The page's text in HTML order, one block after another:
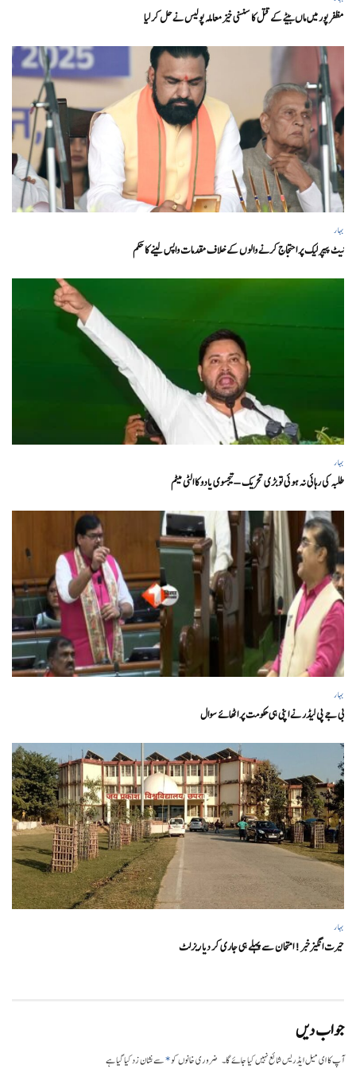
مظفر پور میں ماں بیٹے کے قتل کا سنسنی خیز معاملہ پولیس نے حل کر لیا
بہار
نیٹ پیپر لیک پر احتجاج کرنے والوں کے خلاف مقدمات واپس لینے کا حکم
بہار
طلبہ کی رہائی نہ ہوئی تو بڑی تحریک – تیجسوی یادو کا الٹی میٹم
بہار
بی جے پی لیڈر نے اپنی ہی حکومت پر اٹھائے سوال
بہار
حیرت انگیزخبر ! امتحان سے پہلے ہی جاری کر دیا ریزلٹ
جواب دیں
آپ کا ای میل ایڈریس شائع نہیں کیا جائے گا۔ ضروری خانوں کو*سے نشان زد کیا گیا ہے